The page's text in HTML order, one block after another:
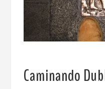
Caminando